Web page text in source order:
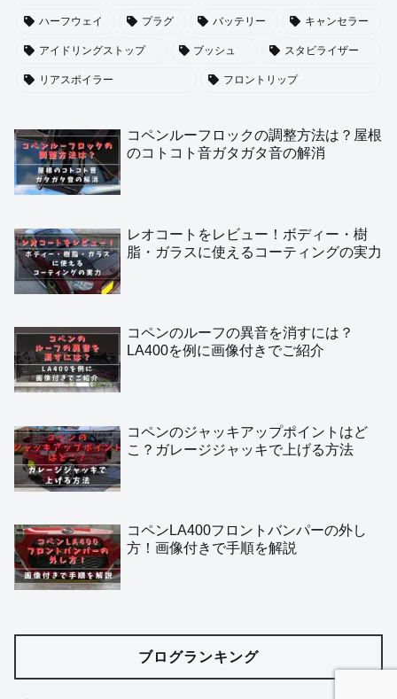
ハーフウェイ プラグ バッテリー キャンセラー
アイドリングストップ ブッシュ スタビライザー
リアスポイラー フロントリップ
コペンルーフロックの調整方法は？屋根
のコトコト音ガタガタ音の解消
レオコートをレビュー！ボディー・樹
脂・ガラスに使えるコーティングの実力
コペンのルーフの異音を消すには？
LA400を例に画像付きでご紹介
コペンのジャッキアップポイントはど
こ？ガレージジャッキで上げる方法
コペンLA400フロントバンパーの外し
方！画像付きで手順を解説
ブログランキング